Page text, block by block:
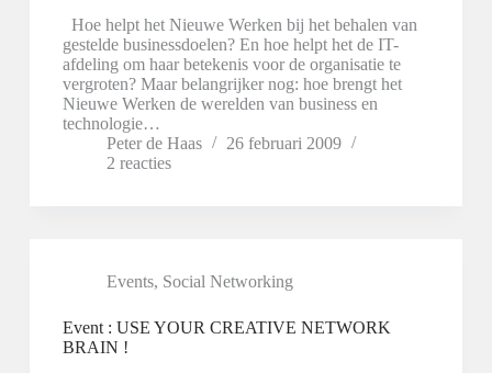
Hoe helpt het Nieuwe Werken bij het behalen van
gestelde businessdoelen? En hoe helpt het de IT-
afdeling om haar betekenis voor de organisatie te
vergroten? Maar belangrijker nog: hoe brengt het
Nieuwe Werken de werelden van business en
technologie…
Peter de Haas
26 februari 2009
2 reacties
Events, Social Networking
Event : USE YOUR CREATIVE NETWORK
BRAIN !